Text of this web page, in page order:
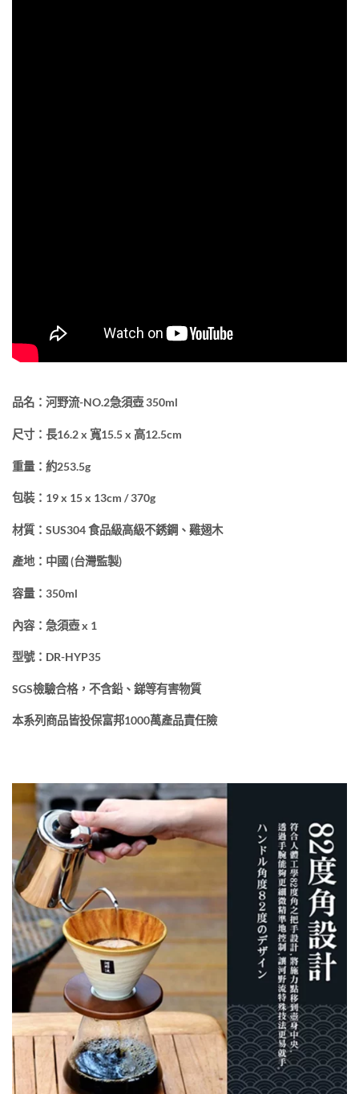
品名：河野流-NO.2急須壺 350ml
尺寸：長16.2 x 寬15.5 x 高12.5cm
重量：約253.5g
包裝：19 x 15 x 13cm / 370g
材質：SUS304 食品級高級不銹鋼、雞翅木
產地：中國 (台灣監製)
容量：350ml
內容：急須壺 x 1
型號：DR-HYP35
SGS檢驗合格，不含鉛、銻等有害物質
本系列商品皆投保富邦1000萬產品責任險